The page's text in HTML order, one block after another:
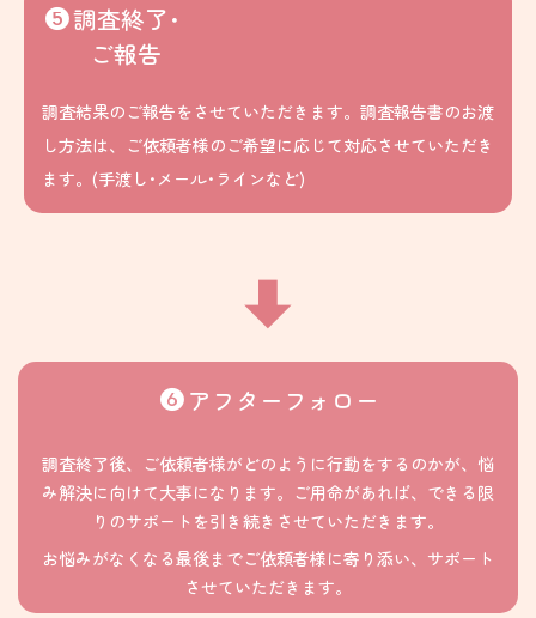
調査終了･
ご報告
調査結果のご報告をさせていただきます。調査報告書のお渡
し方法は、ご依頼者様のご希望に応じて対応させていただき
ます。(手渡し･メール･ラインなど)
アフターフォロー
調査終了後、ご依頼者様がどのように行動をするのかが、悩
み解決に向けて大事になります。ご用命があれば、できる限
りのサポートを引き続きさせていただきます。
お悩みがなくなる最後までご依頼者様に寄り添い、サポート
させていただきます。